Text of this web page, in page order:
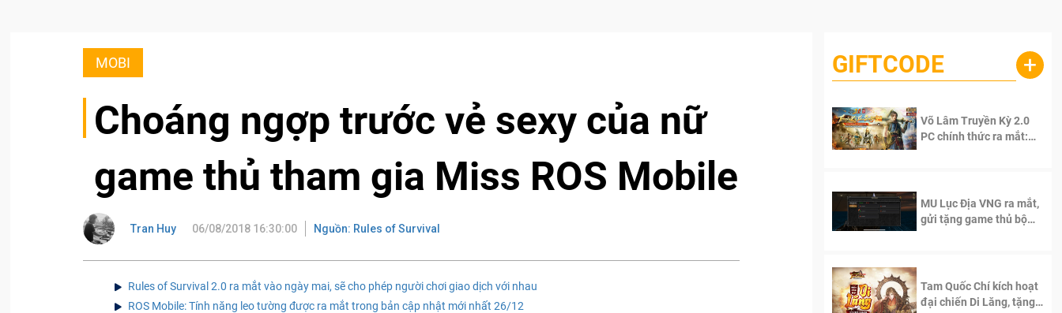
MOBI
Choáng ngợp trước vẻ sexy của nữ
game thủ tham gia Miss ROS Mobile
Tran Huy 06/08/2018 16:30:00 Nguồn: Rules of Survival
Rules of Survival 2.0 ra mắt vào ngày mai, sẽ cho phép người chơi giao dịch với nhau
ROS Mobile: Tính năng leo tường được ra mắt trong bản cập nhật mới nhất 26/12
GIFTCODE +
Võ Lâm Truyền Kỳ 2.0
PC chính thức ra mắt:
MU Lục Địa VNG ra mắt,
gửi tặng game thủ bộ
Tam Quốc Chí kích hoạt
đại chiến Di Lăng, tặng